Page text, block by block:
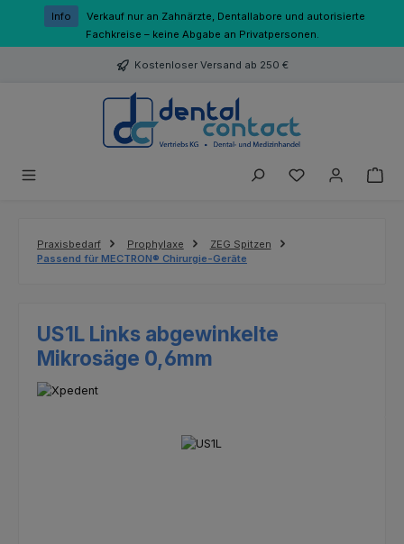
Zum Hauptinhalt springen
Info
Verkauf nur an Zahnärzte, Dentallabore und autorisierte
Fachkreise – keine Abgabe an Privatpersonen.
Kostenloser Versand ab 250 €
Du hast 0
Praxisbedarf Prophylaxe
ZEG Spitzen
Passend für MECTRON® Chirurgie-Geräte
US1L Links abgewinkelte
Mikrosäge 0,6mm